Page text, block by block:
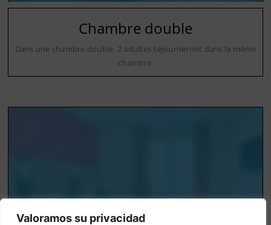
Valoramos su privacidad
Chambre double
Dans une chambre double, 2 adultes séjourneront dans la même
chambre.